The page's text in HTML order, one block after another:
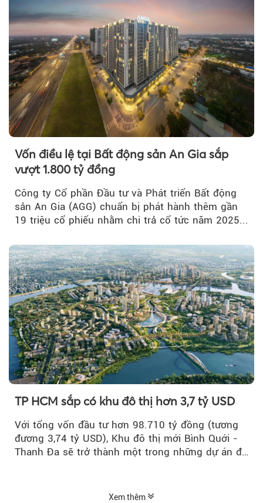
Vốn điều lệ tại Bất động sản An Gia sắp
vượt 1.800 tỷ đồng
Công ty Cổ phần Đầu tư và Phát triển Bất động
sản An Gia (AGG) chuẩn bị phát hành thêm gần
19 triệu cổ phiếu nhằm chi trả cổ tức năm 2025...
TP HCM sắp có khu đô thị hơn 3,7 tỷ USD
Với tổng vốn đầu tư hơn 98.710 tỷ đồng (tương
đương 3,74 tỷ USD), Khu đô thị mới Bình Quới -
Thanh Đa sẽ trở thành một trong những dự án đô
Xem thêm